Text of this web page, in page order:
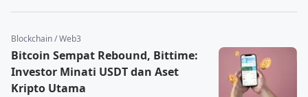
Blockchain / Web3
Bitcoin Sempat Rebound, Bittime:
Investor Minati USDT dan Aset
Kripto Utama